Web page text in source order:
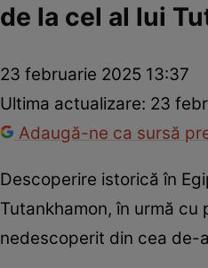
de la cel al lui
23 februarie 2025 13:37
Ultima actualizare: 23
Adaugă-ne ca sursă
Descoperire istorică în
Tutankhamon, în urmă
nedescoperit din cea de-